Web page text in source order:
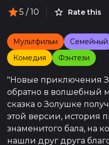
5 / 10 Rate this
Мультфильм Семейный
Комедия
Фэнтези
"Новые приключения
обратно в волшебный
сказка о Золушке
этой версии, история
знаменитого бала, на
нашли друг друга